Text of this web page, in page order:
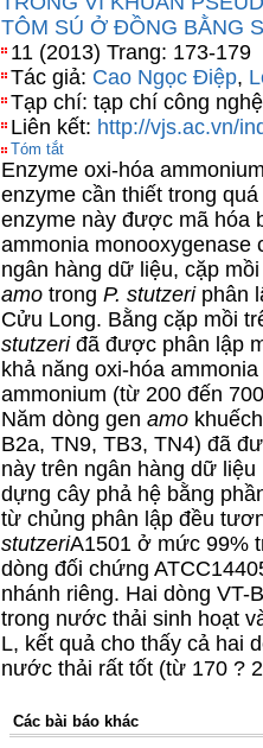
TÔM SÚ Ở ĐỒNG BẰNG
11 (2013) Trang: 173-179
Tác giả: Cao Ngọc Điệp,
Tạp chí: tạp chí công
Liên kết: http://vjs.ac.vn/
Tóm tắt
Enzyme oxi-hóa
enzyme cần thiết trong
enzyme này được mã hóa
ammonia monooxygenase
ngân hàng dữ liệu, cặp
amo trong P. stutzeriphân
Cửu Long. Bằng cặp mồi
stutzeriđã được phân lập
khả năng oxi-hóa
ammonium (từ 200 đến
Năm dòng gen amo
B2a, TN9, TB3, TN4) đã
này trên ngân hàng dữ
dựng cây phả hệ bằng
từ chủng phân lập đều
stutzeriA1501 ở mức 99%
dòng đối chứng
nhánh riêng. Hai dòng
trong nước thải sinh hoạt
L, kết quả cho thấy cả hai
nước thải rất tốt (từ 170 ?
Các bài báo khác